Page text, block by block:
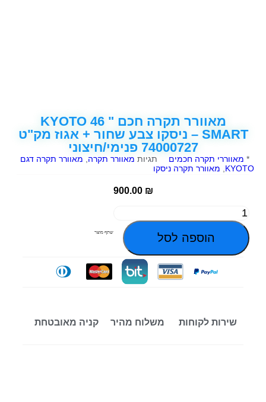
מאוורר תקרה חכם KYOTO 46 "
SMART – ניסקו צבע שחור + אגוז מק"ט
74000727 פנימי/חיצוני
* מאווררי תקרה חכמים תגיות מאוורר תקרה
מאוורר תקרה דגם
KYOTO
מאוורר תקרה ניסקו
900.00 ₪
הוספה לסל שתף מוצר
שירות לקוחות משלוח מהיר קניה מאובטחת